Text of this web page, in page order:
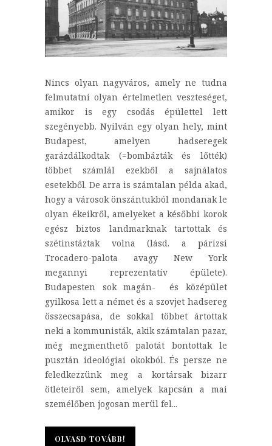
Nincs olyan nagyváros, amely ne tudna
felmutatni olyan értelmetlen veszteséget,
amikor is egy csodás épülettel lett
szegényebb. Nyilván egy olyan hely, mint
Budapest, amelyen hadseregek
garázdálkodtak (=bombázták és lőtték)
többet számlál ezekből a sajnálatos
esetekből. De arra is számtalan példa akad,
hogy a városok önszántukból mondanak le
olyan ékeikről, amelyeket a későbbi korok
egész biztos landmarknak tartottak és
szétinstáztak volna (lásd. a párizsi
Trocadero-palota avagy New York
megannyi reprezentatív épülete).
Budapesten sok magán- és középület
gyilkosa lett a német és a szovjet hadsereg
összecsapása, de sokkal többet ártottak
neki a kommunisták, akik számtalan pazar,
még megmenthető palotát bontottak le
pusztán ideológiai okokból. És persze ne
feledkezzünk meg a kortársak bizarr
ötleteiről sem, amelyek kapcsán a mai
személőben jogosan merül fel...
OLVASD TOVÁBB!
OLVASD TOVÁBB!